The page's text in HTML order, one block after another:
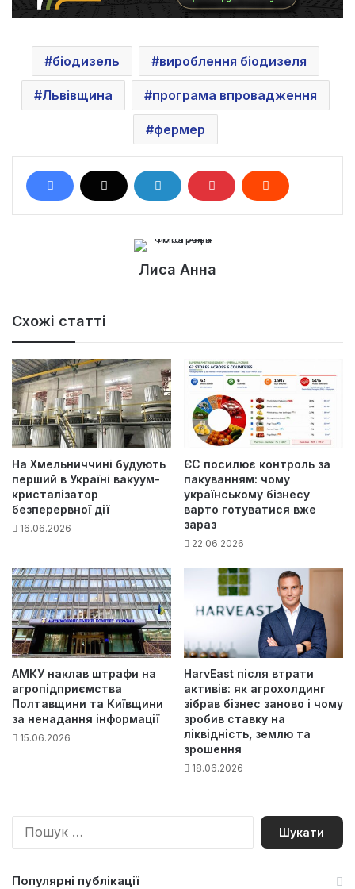
біодизель вироблення біодизеля
Львівщина програма впровадження
фермер
Лиса Анна
Схожі статті
На Хмельниччині будують
перший в Україні вакуум-
кристалізатор
безперервної дії
16.06.2026
ЄС посилює контроль за
пакуванням: чому
українському бізнесу
варто готуватися вже
зараз
22.06.2026
АМКУ наклав штрафи на
агропідприємства
Полтавщини та Київщини
за ненадання інформації
15.06.2026
HarvEast після втрати
активів: як агрохолдинг
зібрав бізнес заново і чому
зробив ставку на
ліквідність, землю та
зрошення
18.06.2026
П
Популярні публікації